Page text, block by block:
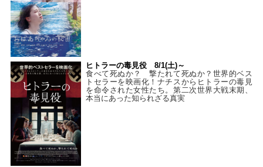
ヒトラーの毒見役 8/1(土)～
食べて死ぬか？ 撃たれて死ぬか？世界的ベス
トセラーを映画化！ナチスからヒトラーの毒見
を命令された女性たち。第二次世界大戦末期、
本当にあった知られざる真実